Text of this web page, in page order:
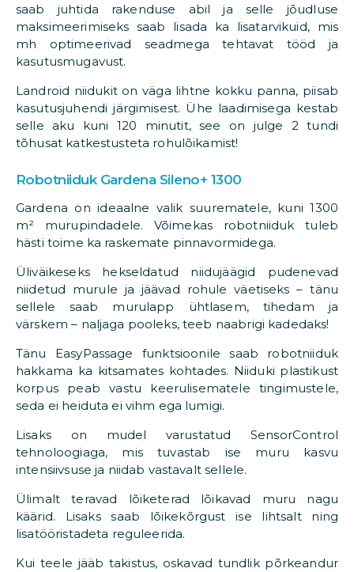
saab juhtida rakenduse abil ja selle jõudluse
maksimeerimiseks saab lisada ka lisatarvikuid, mis
mh optimeerivad seadmega tehtavat tööd ja
kasutusmugavust.
Landroid niidukit on väga lihtne kokku panna, piisab
kasutusjuhendi järgimisest. Ühe laadimisega kestab
selle aku kuni 120 minutit, see on julge 2 tundi
tõhusat katkestusteta rohulõikamist!
Robotniiduk Gardena Sileno+ 1300
Gardena on ideaalne valik suurematele, kuni 1300
m² murupindadele. Võimekas robotniiduk tuleb
hästi toime ka raskemate pinnavormidega.
Üliväikeseks hekseldatud niidujäägid pudenevad
niidetud murule ja jäävad rohule väetiseks – tänu
sellele saab murulapp ühtlasem, tihedam ja
värskem – naljaga pooleks, teeb naabrigi kadedaks!
Tänu EasyPassage funktsioonile saab robotniiduk
hakkama ka kitsamates kohtades. Niiduki plastikust
korpus peab vastu keerulisematele tingimustele,
seda ei heiduta ei vihm ega lumigi.
Lisaks on mudel varustatud SensorControl
tehnoloogiaga, mis tuvastab ise muru kasvu
intensiivsuse ja niidab vastavalt sellele.
Ülimalt teravad lõiketerad lõikavad muru nagu
käärid. Lisaks saab lõikekõrgust ise lihtsalt ning
lisatööristadeta reguleerida.
Kui teele jääb takistus, oskavad tundlik põrkeandur